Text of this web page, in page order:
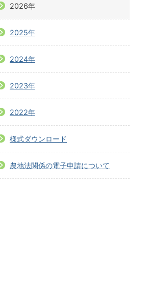
2026年
2025年
2024年
2023年
2022年
様式ダウンロード
農地法関係の電子申請について